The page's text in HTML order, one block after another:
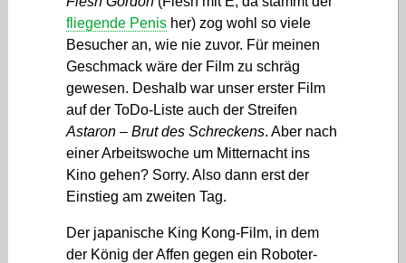
fliegende Penisher) zog wohl so viele
Besucher an, wie nie zuvor. Für meinen
Geschmack wäre der Film zu schräg
gewesen. Deshalb war unser erster Film
auf der ToDo-Liste auch der Streifen
Astaron – Brut des Schreckens. Aber nach
einer Arbeitswoche um Mitternacht ins
Kino gehen? Sorry. Also dann erst der
Einstieg am zweiten Tag.
Der japanische King Kong-Film, in dem
der König der Affen gegen ein Roboter-